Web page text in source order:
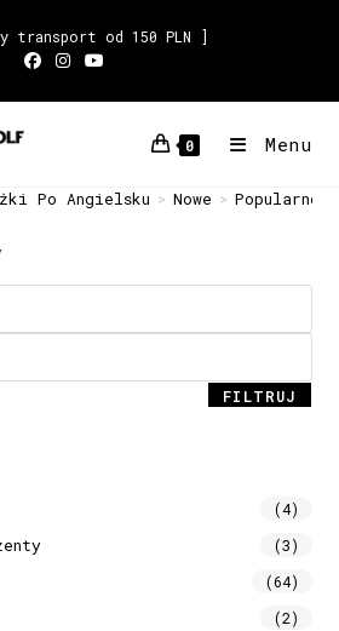
transport od 150 PLN ]
0 Menu
Po Angielsku > Nowe >
FILTRUJ
(4)
(3)
(64)
(2)